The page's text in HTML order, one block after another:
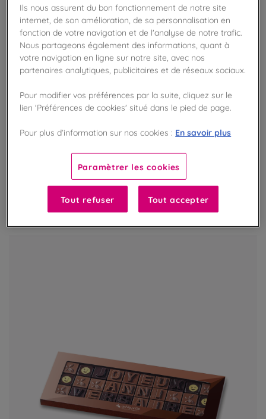
Grand coffret d'assortiment Français
37,90 €un coffret de 365g
AJOUTER AU PANIER
Ils nous assurent du bon fonctionnement de notre site
internet, de son amélioration, de sa personnalisation en
fonction de votre navigation et de l'analyse de notre trafic.
Nous partageons également des informations, quant à
votre navigation en ligne sur notre site, avec nos
partenaires analytiques, publicitaires et de réseaux sociaux.
Pour modifier vos préférences par la suite, cliquez sur le
lien 'Préférences de cookies' situé dans le pied de page.
Pour plus d’information sur nos cookies : En savoir plus
Paramètrer les cookies
Tout refuser Tout accepter